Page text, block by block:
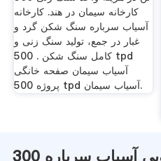
کارخانه سیمان در هند. کارخانه
آسیاب سرباره سنگ شکن گرد و
غبار در جمع، تولید سنگ زنی و
کامل سنگ شکن . 500 tpd
آسیاب سیمان صفحه خانگی
پروژه 500 tpd آسیاب سیمان.
آسیاب توپی آسیاب سرباره 300 tpd